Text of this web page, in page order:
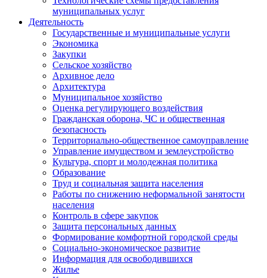
муниципальных услуг
Деятельность
Государственные и муниципальные услуги
Экономика
Закупки
Сельское хозяйство
Архивное дело
Архитектура
Муниципальное хозяйство
Оценка регулирующего воздействия
Гражданская оборона, ЧС и общественная
безопасность
Территориально-общественное самоуправление
Управление имуществом и землеустройство
Культура, спорт и молодежная политика
Образование
Труд и социальная защита населения
Работы по снижению неформальной занятости
населения
Контроль в сфере закупок
Защита персональных данных
Формирование комфортной городской среды
Социально-экономическое развитие
Информация для освободившихся
Жилье